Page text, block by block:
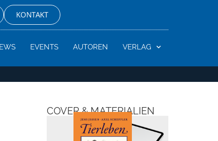
KONTAKT
EVENTS AUTOREN VERLAG
COVER & MATERIALIEN